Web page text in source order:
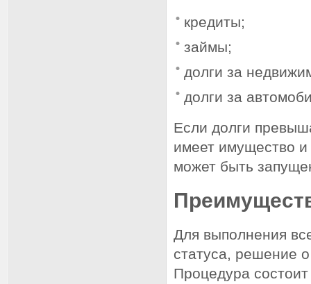
кредиты;
займы;
долги за
долги за
Если долги
имеет имущество и
может быть
Для выполнения
статуса, решение
Процедура